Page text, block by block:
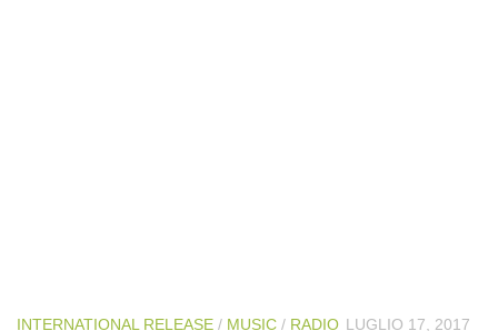
INTERNATIONAL RELEASE / MUSIC / RADIO LUGLIO 17, 2017